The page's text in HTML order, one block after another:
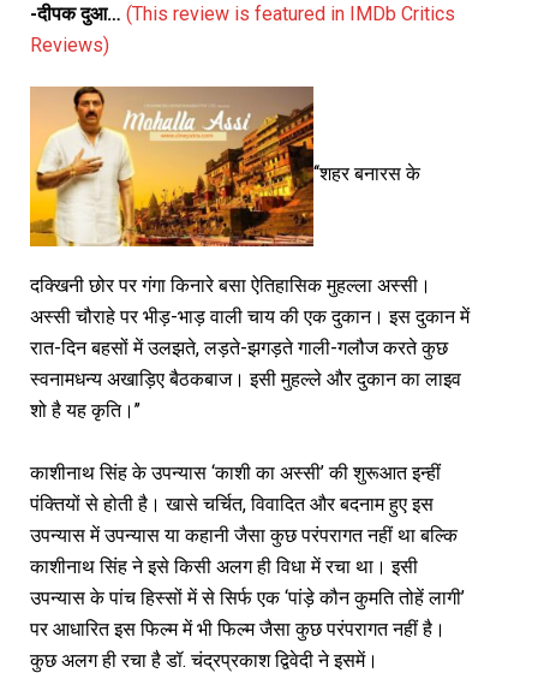
-दीपक दुआ… (This review is featured in IMDb Critics
Reviews)
‘‘शहर बनारस के
दक्खिनी छोर पर गंगा किनारे बसा ऐतिहासिक मुहल्ला अस्सी।
अस्सी चौराहे पर भीड़-भाड़ वाली चाय की एक दुकान। इस दुकान में
रात-दिन बहसों में उलझते, लड़ते-झगड़ते गाली-गलौज करते कुछ
स्वनामधन्य अखाड़िए बैठकबाज। इसी मुहल्ले और दुकान का लाइव
शो है यह कृति।’’
काशीनाथ सिंह के उपन्यास ‘काशी का अस्सी’ की शुरूआत इन्हीं
पंक्तियों से होती है। खासे चर्चित, विवादित और बदनाम हुए इस
उपन्यास में उपन्यास या कहानी जैसा कुछ परंपरागत नहीं था बल्कि
काशीनाथ सिंह ने इसे किसी अलग ही विधा में रचा था। इसी
उपन्यास के पांच हिस्सों में से सिर्फ एक ‘पांड़े कौन कुमति तोहें लागी’
पर आधारित इस फिल्म में भी फिल्म जैसा कुछ परंपरागत नहीं है।
कुछ अलग ही रचा है डॉ. चंद्रप्रकाश द्विवेदी ने इसमें।